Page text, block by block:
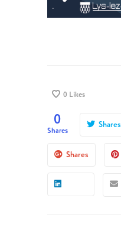
0 Likes
0
Shares
Shares
Shares